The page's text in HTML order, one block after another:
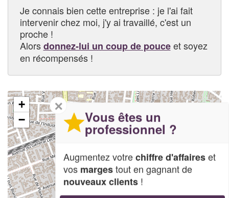
Je connais bien cette entreprise : je l'ai fait
intervenir chez moi, j'y ai travaillé, c'est un
proche !
Alorsdonnez-lui un coup de pouceet soyez
en récompensés !
+
−
✕
Vous êtes un
professionnel ?
Augmentez votrechiffre d'affaireset
vos margestout en gagnant de
nouveaux clients !